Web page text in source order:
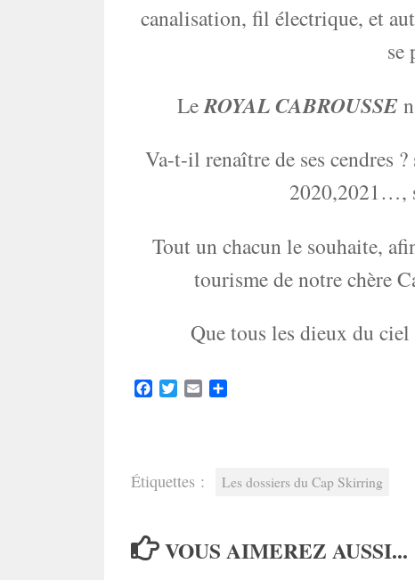
canalisation, fil électrique, et
se
LeROYAL CABROUSSE
Va-t-il renaître de ses cendres
2020,2021…,
Tout un chacun le souhaite,
tourisme de notre chère
Que tous les dieux du
FacebookTwitterEmail
Étiquettes : Les dossiers du Cap Skirring
VOUS AIMEREZ AUSSI...